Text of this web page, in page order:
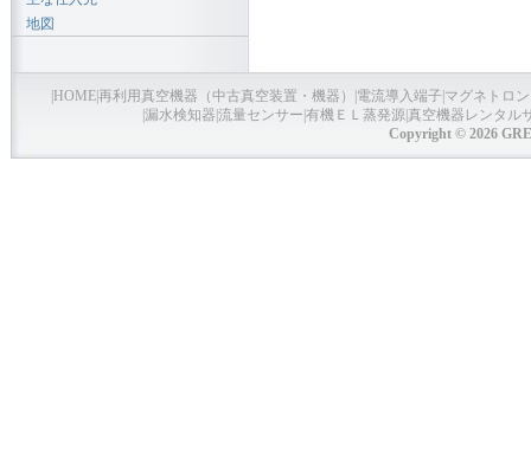
地図
HOME再利用真空機器（中古真空装置・機器） 電流導入端子 マグネトロ
漏水検知器 流量センサー 有機ＥＬ蒸発源真空機器レンタル
Copyright © 2026